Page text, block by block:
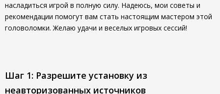
насладиться игрой в полную силу. Надеюсь, мои советы и
рекомендации помогут вам стать настоящим мастером этой
головоломки. Желаю удачи и веселых игровых сессий!
Шаг 1: Разрешите установку из
неавторизованных источников